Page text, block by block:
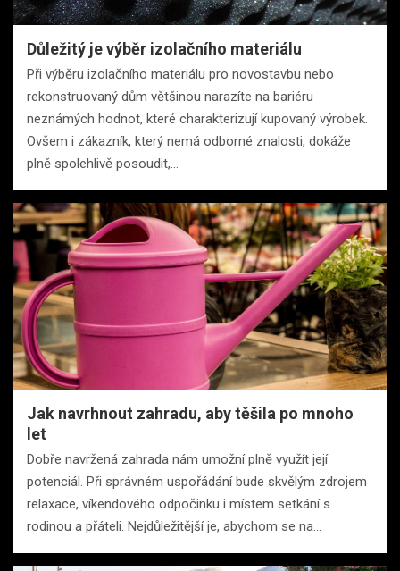
Důležitý je výběr izolačního materiálu
Při výběru izolačního materiálu pro novostavbu nebo
rekonstruovaný dům většinou narazíte na bariéru
neznámých hodnot, které charakterizují kupovaný výrobek.
Ovšem i zákazník, který nemá odborné znalosti, dokáže
plně spolehlivě posoudit,…
Jak navrhnout zahradu, aby těšila po mnoho
let
Dobře navržená zahrada nám umožní plně využít její
potenciál. Při správném uspořádání bude skvělým zdrojem
relaxace, víkendového odpočinku i místem setkání s
rodinou a přáteli. Nejdůležitější je, abychom se na…